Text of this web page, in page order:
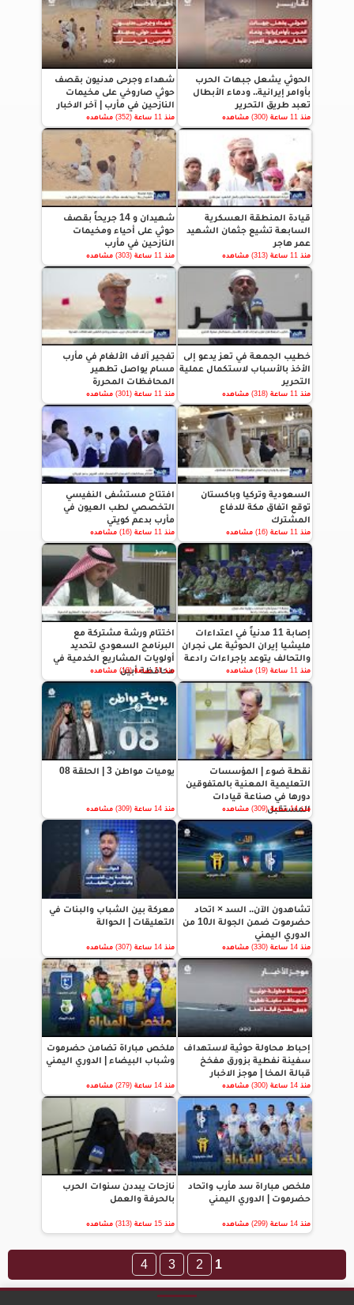
الحوثي يشعل جبهات الحرب
بأوامر إيرانية.. ودماء الأبطال
تعبد طريق التحرير
منذ 11 ساعة (300) مشاهده
شهداء وجرحى مدنيون بقصف
حوثي صاروخي على مخيمات
النازحين في مأرب | آخر الاخبار
منذ 11 ساعة (352) مشاهده
قيادة المنطقة العسكرية
السابعة تشيع جثمان الشهيد
عمر هاجر
منذ 11 ساعة (313) مشاهده
شهيدان و 14 جريحاً بقصف
حوثي على أحياء ومخيمات
النازحين في مأرب
منذ 11 ساعة (303) مشاهده
خطيب الجمعة في تعز يدعو إلى
الأخذ بالأسباب لاستكمال عملية
التحرير
منذ 11 ساعة (318) مشاهده
تفجير آلاف الألغام في مأرب
مسام يواصل تطهير
المحافظات المحررة
منذ 11 ساعة (301) مشاهده
السعودية وتركيا وباكستان
توقع اتفاق مكة للدفاع
المشترك
منذ 11 ساعة (16) مشاهده
افتتاح مستشفى النفيسي
التخصصي لطب العيون في
مأرب بدعم كويتي
منذ 11 ساعة (16) مشاهده
إصابة 11 مدنياً في اعتداءات
مليشيا إيران الحوثية على نجران
والتحالف يتوعد بإجراءات رادعة
منذ 11 ساعة (19) مشاهده
اختتام ورشة مشتركة مع
البرنامج السعودي لتحديد
أولويات المشاريع الخدمية في
محافظة أبين
منذ 11 ساعة (18) مشاهده
نقطة ضوء | المؤسسات
التعليمية المعنية بالمتفوقين
دورها في صناعة قيادات
المستقبل
منذ 14 ساعة (309) مشاهده
يوميات مواطن 3 | الحلقة 08
منذ 14 ساعة (309) مشاهده
تشاهدون الآن.. السد × اتحاد
حضرموت ضمن الجولة الـ10 من
الدوري اليمني
منذ 14 ساعة (330) مشاهده
معركة بين الشباب والبنات في
التعليقات | الحوالة
منذ 14 ساعة (307) مشاهده
إحباط محاولة حوثية لاستهداف
سفينة نفطية بزورق مفخخ
قبالة المخا | موجز الاخبار
منذ 14 ساعة (300) مشاهده
ملخص مباراة تضامن حضرموت
وشباب البيضاء | الدوري اليمني
منذ 14 ساعة (279) مشاهده
ملخص مباراة سد مأرب واتحاد
حضرموت | الدوري اليمني
منذ 14 ساعة (299) مشاهده
نازحات يبددن سنوات الحرب
بالحرفة والعمل
منذ 15 ساعة (313) مشاهده
1
2
3
4